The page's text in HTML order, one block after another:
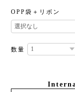
OPP袋＋リボン
数量